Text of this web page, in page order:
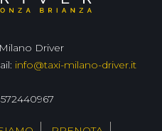
Driver
info@taxi-milano-driver.it